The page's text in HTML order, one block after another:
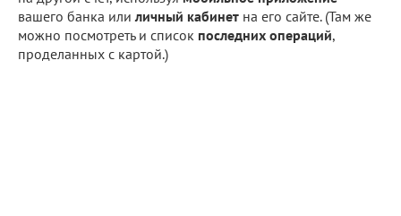
вашего банка или личный кабинет на его сайте. (Там же
можно посмотреть и список последних операций,
проделанных с картой.)